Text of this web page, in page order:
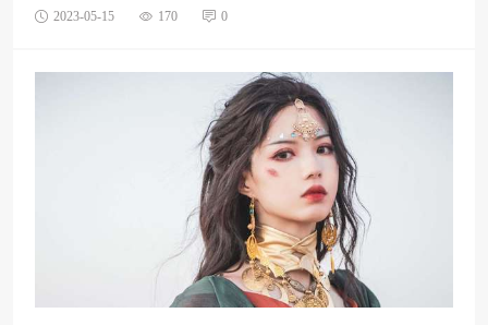
2023-05-15 170 0